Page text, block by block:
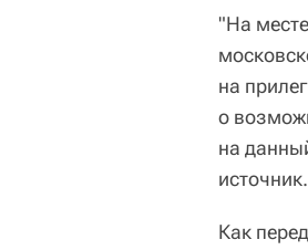
"На
на
о
на
источник.
Как